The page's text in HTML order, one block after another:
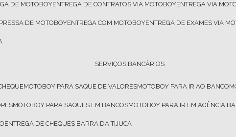
DE MOTOBOY ENTREGA DE CONTRATOS VIA MOTOBOY ENTREGA VIA
DE MOTOBOY ENTREGA COM MOTOBOY ENTREGA DE EXAMES VIA
SERVIÇOS BANCÁRIOS
MOTOBOY PARA SAQUE DE VALORES MOTOBOY PARA IR AO BANCO
MOTOBOY PARA SAQUES EM BANCOS MOTOBOY PARA IR EM AGÊNCIA
ENTREGA DE CHEQUES BARRA DA TIJUCA